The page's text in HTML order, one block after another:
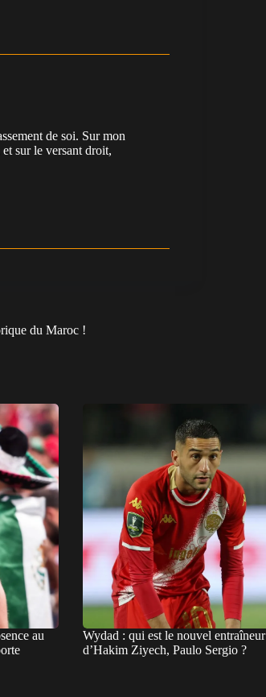
de soi. Sur mon
sur le versant droit,
du Maroc !
au
Wydad : qui est le nouvel entraîneur
d’Hakim Ziyech, Paulo Sergio ?